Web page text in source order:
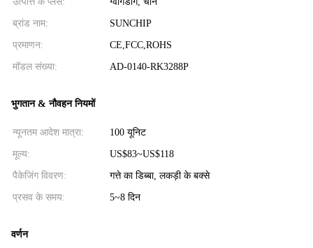
ब्रांड नाम: SUNCHIP
प्रमाणन: CE,FCC,ROHS
मॉडल संख्या: AD-0140-RK3288P
भुगतान & नौवहन नियमों
न्यूनतम आदेश मात्रा: 100 यूनिट
मूल्य: US$83~US$118
पैकेजिंग विवरण: गत्ते का डिब्बा, लकड़ी के बक्से
प्रसव के समय: 5~8 दिन
वर्णन